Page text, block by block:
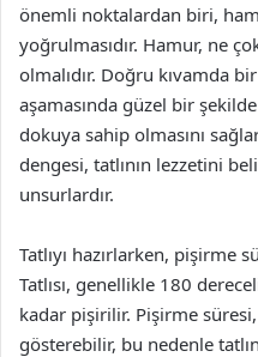
önemli noktalardan biri,
yoğrulmasıdır. Hamur, ne
olmalıdır. Doğru kıvamda
aşamasında güzel bir
dokuya sahip olmasını
dengesi, tatlının lezzetini
unsurlardır.
Tatlıyı hazırlarken, pişirme
Tatlısı, genellikle 180
kadar pişirilir. Pişirme süresi,
gösterebilir, bu nedenle